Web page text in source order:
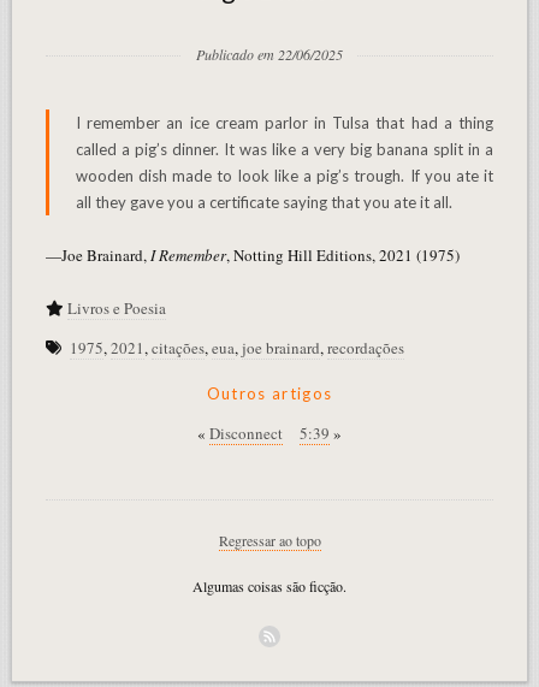
Publicado em 22/06/2025
I remember an ice cream parlor in Tulsa that had a thing
called a pig’s dinner. It was like a very big banana split in a
wooden dish made to look like a pig’s trough. If you ate it
all they gave you a certificate saying that you ate it all.
—Joe Brainard,I Remember, Notting Hill Editions, 2021 (1975)
Livros e Poesia
1975,2021,citações,eua,joe brainard,recordações
Outros artigos
« Disconnect 5:39 »
Regressar ao topo
Algumas coisas são ficção.